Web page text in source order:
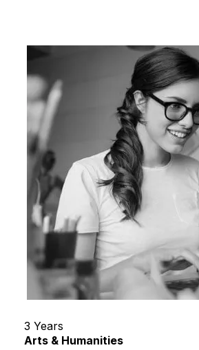
3 Years
Arts & Humanities